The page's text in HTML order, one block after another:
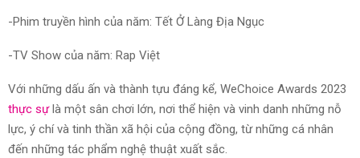
-Phim truyền hình của năm: Tết Ở Làng Địa Ngục
-TV Show của năm: Rap Việt
Với những dấu ấn và thành tựu đáng kể, WeChoice Awards 2023
thực sựlà một sân chơi lớn, nơi thể hiện và vinh danh những nỗ
lực, ý chí và tinh thần xã hội của cộng đồng, từ những cá nhân
đến những tác phẩm nghệ thuật xuất sắc.